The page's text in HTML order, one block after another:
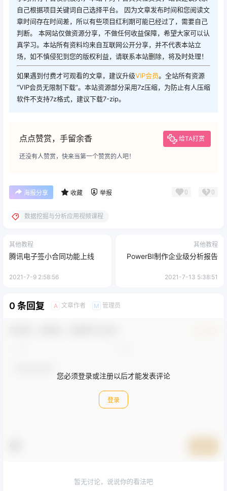
自己根据项目关键词自己选择平台。 因为文章发布时间和您阅读文
章时间存在时间差，所以有些项目红利期可能已经过了，需要自己
判断。 本网站仅做资源分享，不做任何收益保障，希望大家可以认
真学习。本站所有资料均来自互联网公开分享，并不代表本站立
场，如不慎侵犯到您的版权利益，请联系本站删除，将及时处理！
如果遇到付费才可观看的文章，建议升级VIP会员。全站所有资源
“VIP会员无限制下载”。本站资源部分采用7z压缩，为防止有人压缩
软件不支持7z格式，建议下载7-zip。
点点赞赏，手留余香 给TA打赏
还没有人赞赏，快来当第一个赞赏的人吧！
海报分享 收藏 举报 0 0
数据挖掘与分析应用视频课程
其他教程
腾讯电子签小合同功能上线
2021-7-9 2:58:56
其他教程
PowerBI制作企业级分析报告
2021-7-13 5:38:51
0 条回复 A 文章作者 M 管理员
您必须登录或注册以后才能发表评论
登录
暂无讨论，说说你的看法吧